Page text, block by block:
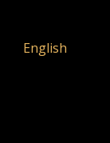
English